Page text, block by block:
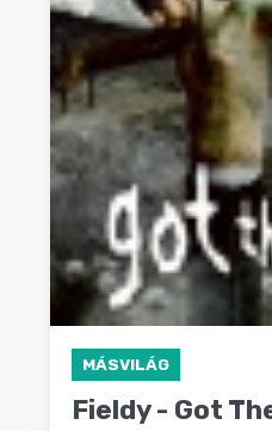
MÁSVILÁG
Fieldy - Got